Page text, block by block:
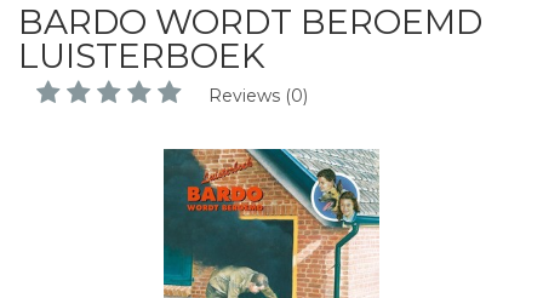
BARDO WORDT BEROEMD
LUISTERBOEK
Reviews (0)
Naam *
E-mail *
Titel *